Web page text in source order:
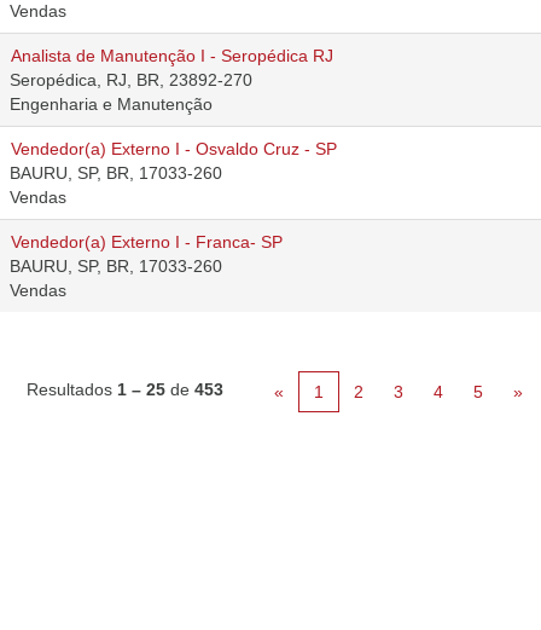
Vendas
Analista de Manutenção I - Seropédica RJ
Seropédica, RJ, BR, 23892-270
Engenharia e Manutenção
Vendedor(a) Externo I - Osvaldo Cruz - SP
BAURU, SP, BR, 17033-260
Vendas
Vendedor(a) Externo I - Franca- SP
BAURU, SP, BR, 17033-260
Vendas
Resultados 1 – 25 de 453 « 1 2 3 4 5 »